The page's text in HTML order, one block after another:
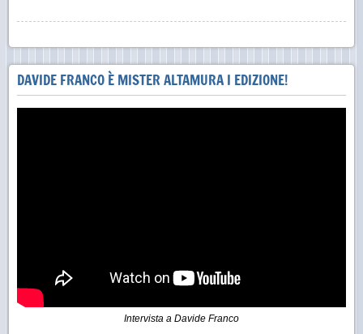
DAVIDE FRANCO È MISTER ALTAMURA I EDIZIONE!
Intervista a Davide Franco